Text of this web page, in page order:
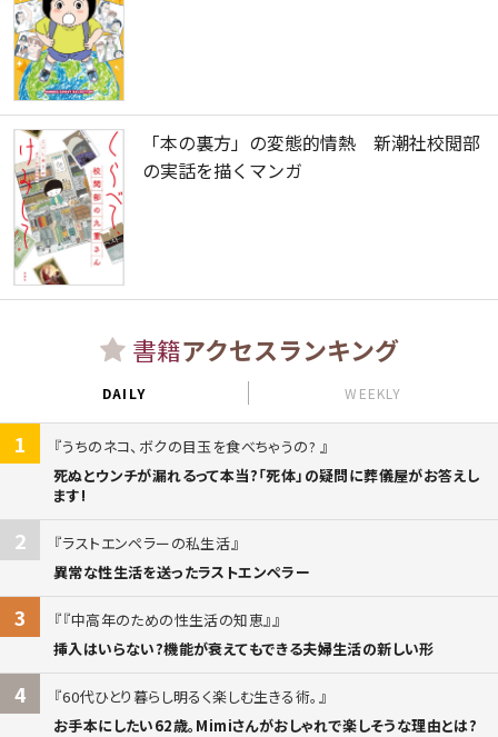
「本の裏方」の変態的情熱 新潮社校閲部
の実話を描くマンガ
書籍アクセスランキング
DAILY WEEKLY
1
うちのネコ、ボクの目玉を食べちゃうの?
死ぬとウンチが漏れるって本当?「死体」の疑問に葬儀屋がお答えし
ます!
2
ラストエンペラーの私生活
異常な性生活を送ったラストエンペラー
3
『中高年のための性生活の知恵』
挿入はいらない?機能が衰えてもできる夫婦生活の新しい形
4
60代ひとり暮らし明るく楽しむ生きる術。
お手本にしたい62歳。Mimiさんがおしゃれで楽しそうな理由とは?